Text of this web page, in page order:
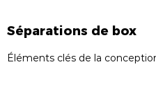
Séparations de box
Éléments clés de la